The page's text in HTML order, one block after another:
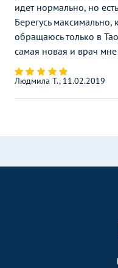
идет нормально, но
Берегусь максимально,
обращаюсь только в
самая новая и врач
Людмила Т., 11.02.2019